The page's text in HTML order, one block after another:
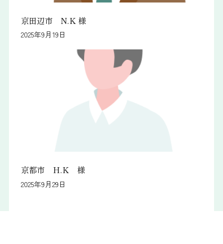
京田辺市 N.K 様
2025年9月19日
京都市 H.K 様
2025年9月29日